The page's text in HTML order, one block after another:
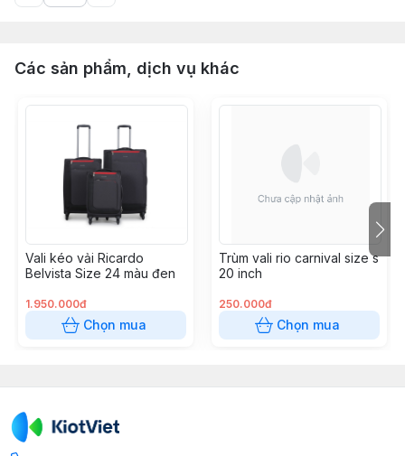
Các sản phẩm, dịch vụ khác
Vali kéo vải Ricardo
Belvista Size 24 màu đen
1.950.000đ
Chọn mua
Trùm vali rio carnival size s
20 inch
250.000đ
Chọn mua